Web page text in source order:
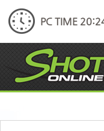
PC TIME